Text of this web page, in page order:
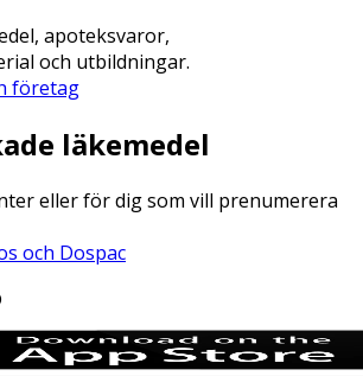
apoteksvaror,
och utbildningar.
företag
läkemedel
eller för dig som vill prenumerera
och Dospac